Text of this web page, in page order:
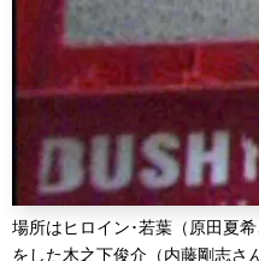
場所はヒロイン･若葉（原田夏
をした木之下俊介（内藤剛志さ